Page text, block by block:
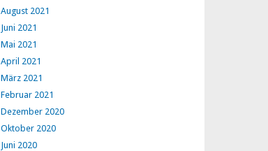
August 2021
Juni 2021
Mai 2021
April 2021
März 2021
Februar 2021
Dezember 2020
Oktober 2020
Juni 2020